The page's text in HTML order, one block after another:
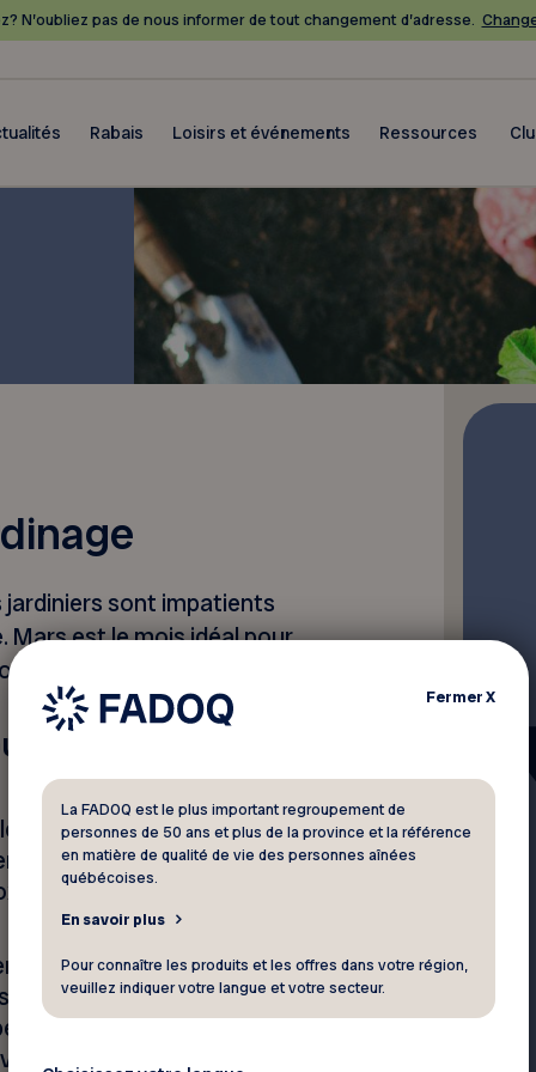
N’oubliez pas de nous informer de tout changement d’adresse.
Rabais Loisirs et événements Ressources
jardiniers sont impatients
Mars est le mois idéal pour
de croissance.
petits et grands
meilleur emplacement
autres de
d’une source d’eau,
sur les dimensions de
les jardiniers expérimentés
au début, quitte à
potager au fil des ans.
FermerX
La FADOQ est le plus important regroupement de
personnes de 50 ans et plus de la province et la référence
en matière de qualité de vie des personnes aînées
québécoises.
En savoir plus
Pour connaître les produits et les offres dans votre région,
veuillez indiquer votre langue et votre secteur.